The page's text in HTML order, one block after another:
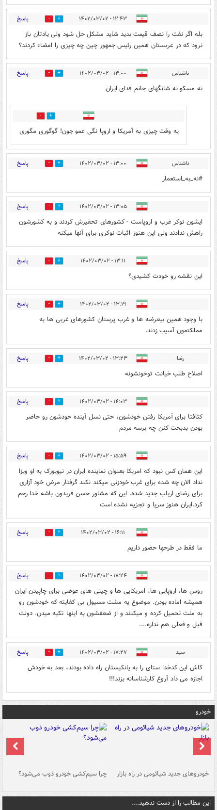
۱۲:۴۳ - ۱۴۰۲/۰۳/۰۲ 0 پاسخ
بله اگر نفت را نصف قیمت بدید شاید مشکل حل شود ولی یادتان باز
نرود که در عربستان همین رئیس جمهور چین چه چیزی را امضاء کردند؟
ناشناس ۱۳:۰۰ - ۱۴۰۲/۰۳/۰۲ 0 پاسخ
نه مسکو نه شانگهای جانم فدای ایران
0
یه وقت چیزی به آمریکا و اروپا نگی عمو جون! گوگوری مگوری
ناشناس ۱۳:۰۰ - ۱۴۰۲/۰۳/۰۲ 0 پاسخ
#نه_به_استعمار
۱۳:۰۵ - ۱۴۰۲/۰۳/۰۲ 1 پاسخ
ایشون نوکر غرب و اروپاست - کشورهای تحقیرش کردند و به کشورشون
راهش ندادند ولی این هنوز اثبات نوکری برای آنها میکنه
۱۳:۱۱ - ۱۴۰۲/۰۳/۰۲ 0 پاسخ
این نقشه رو خودت کشیدی؟
۱۳:۱۹ - ۱۴۰۲/۰۳/۰۲ 3 پاسخ
با وجود همین بیعرضه ها و غرب پرستان کشورهای غربی ها به
مملکتمون آسیب زدند.
رضا ۱۳:۲۳ - ۱۴۰۲/۰۳/۰۲ 2 پاسخ
اصلاح طلب خیانت توخونشونه
۱۴:۰۳ - ۱۴۰۲/۰۳/۰۲ 1 پاسخ
کثافتا برای آمریکا رفتن خودشون، حتی نسل آینده خودشون رو حاضر
بودن بدبخت کنن چه برسه مردم
۱۵:۵۹ - ۱۴۰۲/۰۳/۰۲ 0 پاسخ
این همان کس نبود که امریکا بعنوان نماینده ایران در نیویورک به او ویزا
نداد الان چه شده برای غرب خودزنی میکند نکند گرفتار مرض خود آزاری
برای رضای ارباب جدید شده. این که مشاور حسن فریدون باشه خدا رحم
کرد.ایران هنوز سرپا و تجزیه نشده است
۱۶:۱۱ - ۱۴۰۲/۰۳/۰۲ 0 پاسخ
ما فقط در طرحها حضور داریم
۱۷:۲۴ - ۱۴۰۲/۰۳/۰۲ 0 پاسخ
روس ها، اروپایی ها، امریکایی ها و چینی های عوضی برای چاپیدن ایران
همیشه اماده بودن. موضوع یه مشت مسیول بی کفایته که خودشون رو
به ملت تحمیل کرده و میکنند‌ و از ضعفشون به اینها تکیه میدن‌. دولت
قبل و فعلی هم نداره....
سید ۱۷:۲۷ - ۱۴۰۲/۰۳/۰۲ 0 پاسخ
کاش این کدخدا ستای را به یانکیستان راه داده بودند، بعد به خودش
اجازه می داد آروغ کارشناسانه بزند!!!
خودرو
خودروهای جدید شیائومی در راه بازار چرا سیم‌کشی خودرو ذوب می‌شود؟
این مطالب را از دست ندهید....